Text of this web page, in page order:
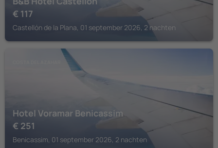
€ 117
Castellón de la Plana, 01 september 2026, 2 nachten
Hotel Voramar Benicassim
€ 251
Benicassim, 01 september 2026, 2 nachten